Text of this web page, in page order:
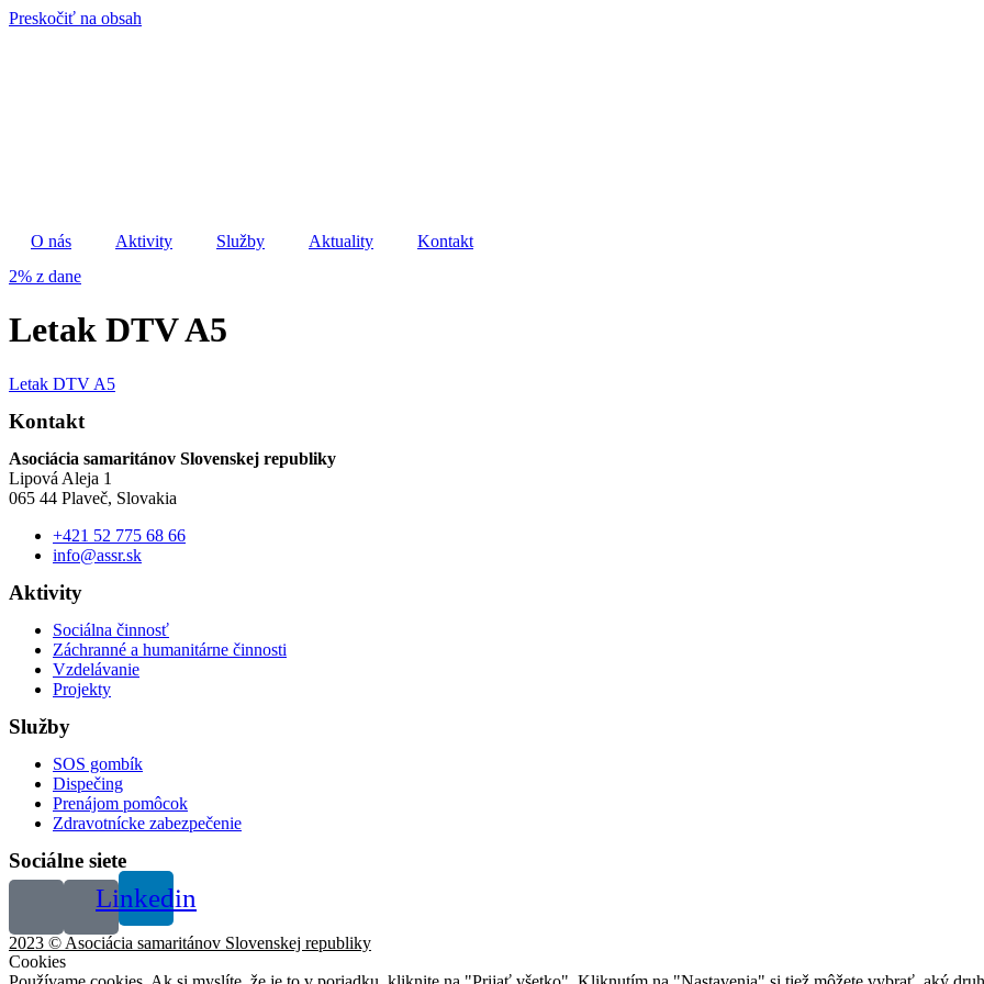
Preskočiť na obsah
O nás Aktivity Služby Aktuality
Kontakt
2% z dane
Letak DTV A5
Letak DTV A5
Kontakt
Asociácia samaritánov Slovenskej republiky
Lipová Aleja 1
065 44 Plaveč, Slovakia
+421 52 775 68 66
info@assr.sk
Aktivity
Sociálna činnosť
Záchranné a humanitárne činnosti
Vzdelávanie
Projekty
Služby
SOS gombík
Dispečing
Prenájom pomôcok
Zdravotnícke zabezpečenie
Sociálne siete
Linkedin
2023 © Asociácia samaritánov Slovenskej republiky
Cookies